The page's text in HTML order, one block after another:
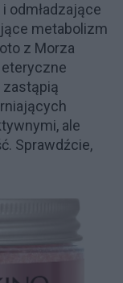
odmładzające
metabolizm
z Morza
eteryczne
zastąpią
ale
Sprawdźcie,